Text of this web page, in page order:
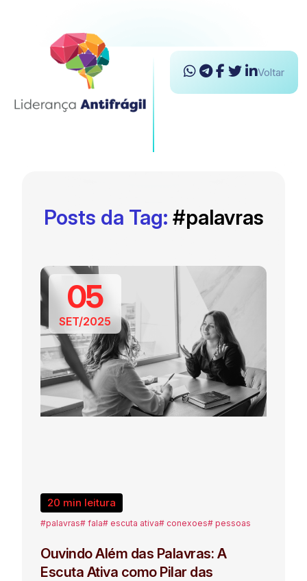
Voltar
Posts da Tag: #palavras
05
SET/2025
20 min leitura
#palavras# fala# escuta ativa# conexoes# pessoas
Ouvindo Além das Palavras: A
Escuta Ativa como Pilar das